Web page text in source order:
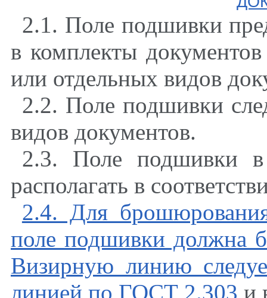
2.1. Поле подшивки
в комплекты
или отдельных видов
2.2. Поле подшивки
видов документов.
2.3. Поле подшивки в
располагать в
2.4. Для
поле подшивки должна
Визирную линию
линией по ГОСТ 2.303 и